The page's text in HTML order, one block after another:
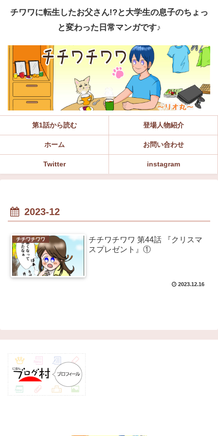
チワワに転生したお父さん!?と大学生の息子のちょっ
と変わった日常マンガです♪
第1話から読む 登場人物紹介
ホーム お問い合わせ
Twitter instagram
2023-12
チチワチワワ
チチワチワワ 第44話 『クリスマ
スプレゼント』①
2023.12.16